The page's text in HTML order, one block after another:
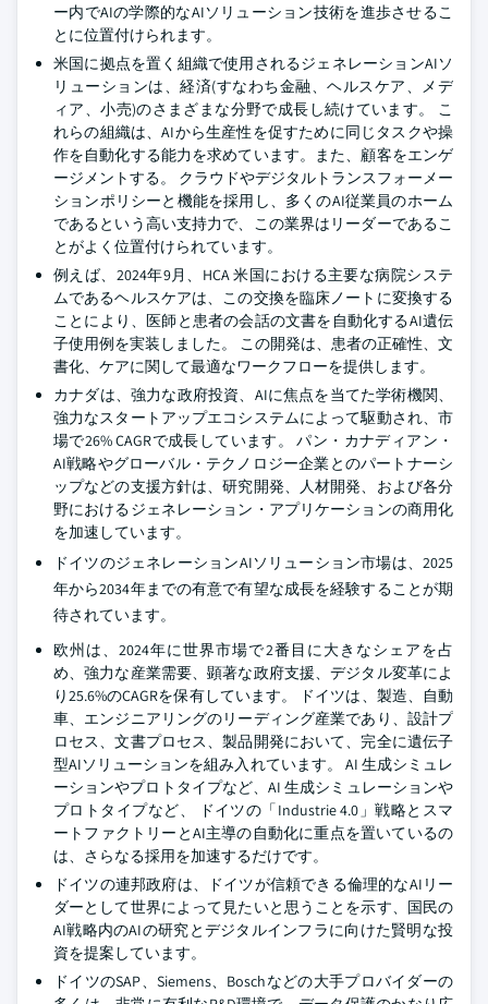
ー内でAIの学際的なAIソリューション技術を進歩させるこ
とに位置付けられます。
米国に拠点を置く組織で使用されるジェネレーションAIソ
リューションは、経済(すなわち金融、ヘルスケア、メデ
ィア、小売)のさまざまな分野で成長し続けています。 こ
れらの組織は、AIから生産性を促すために同じタスクや操
作を自動化する能力を求めています。また、顧客をエンゲ
ージメントする。 クラウドやデジタルトランスフォーメー
ションポリシーと機能を採用し、多くのAI従業員のホーム
であるという高い支持力で、この業界はリーダーであるこ
とがよく位置付けられています。
例えば、2024年9月、HCA 米国における主要な病院システ
ムであるヘルスケアは、この交換を臨床ノートに変換する
ことにより、医師と患者の会話の文書を自動化するAI遺伝
子使用例を実装しました。 この開発は、患者の正確性、文
書化、ケアに関して最適なワークフローを提供します。
カナダは、強力な政府投資、AIに焦点を当てた学術機関、
強力なスタートアップエコシステムによって駆動され、市
場で26% CAGRで成長しています。 パン・カナディアン・
AI戦略やグローバル・テクノロジー企業とのパートナーシ
ップなどの支援方針は、研究開発、人材開発、および各分
野におけるジェネレーション・アプリケーションの商用化
を加速しています。
ドイツのジェネレーションAIソリューション市場は、2025
年から2034年までの有意で有望な成長を経験することが期
待されています。
欧州は、2024年に世界市場で2番目に大きなシェアを占
め、強力な産業需要、顕著な政府支援、デジタル変革によ
り25.6%のCAGRを保有しています。 ドイツは、製造、自動
車、エンジニアリングのリーディング産業であり、設計プ
ロセス、文書プロセス、製品開発において、完全に遺伝子
型AIソリューションを組み入れています。 AI 生成シミュレ
ーションやプロトタイプなど、AI 生成シミュレーションや
プロトタイプなど、 ドイツの「Industrie 4.0」戦略とスマ
ートファクトリーとAI主導の自動化に重点を置いているの
は、さらなる採用を加速するだけです。
ドイツの連邦政府は、ドイツが信頼できる倫理的なAIリー
ダーとして世界によって見たいと思うことを示す、国民の
AI戦略内のAIの研究とデジタルインフラに向けた賢明な投
資を提案しています。
ドイツのSAP、Siemens、Boschなどの大手プロバイダーの